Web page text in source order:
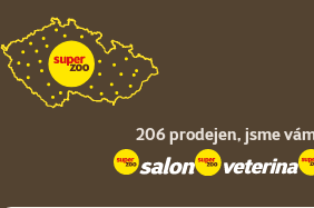
206 prodejen, jsme